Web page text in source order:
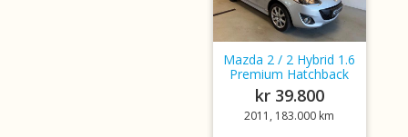
Mazda 2 / 2 Hybrid 1.6
Premium Hatchback
kr 39.800
2011, 183.000 km